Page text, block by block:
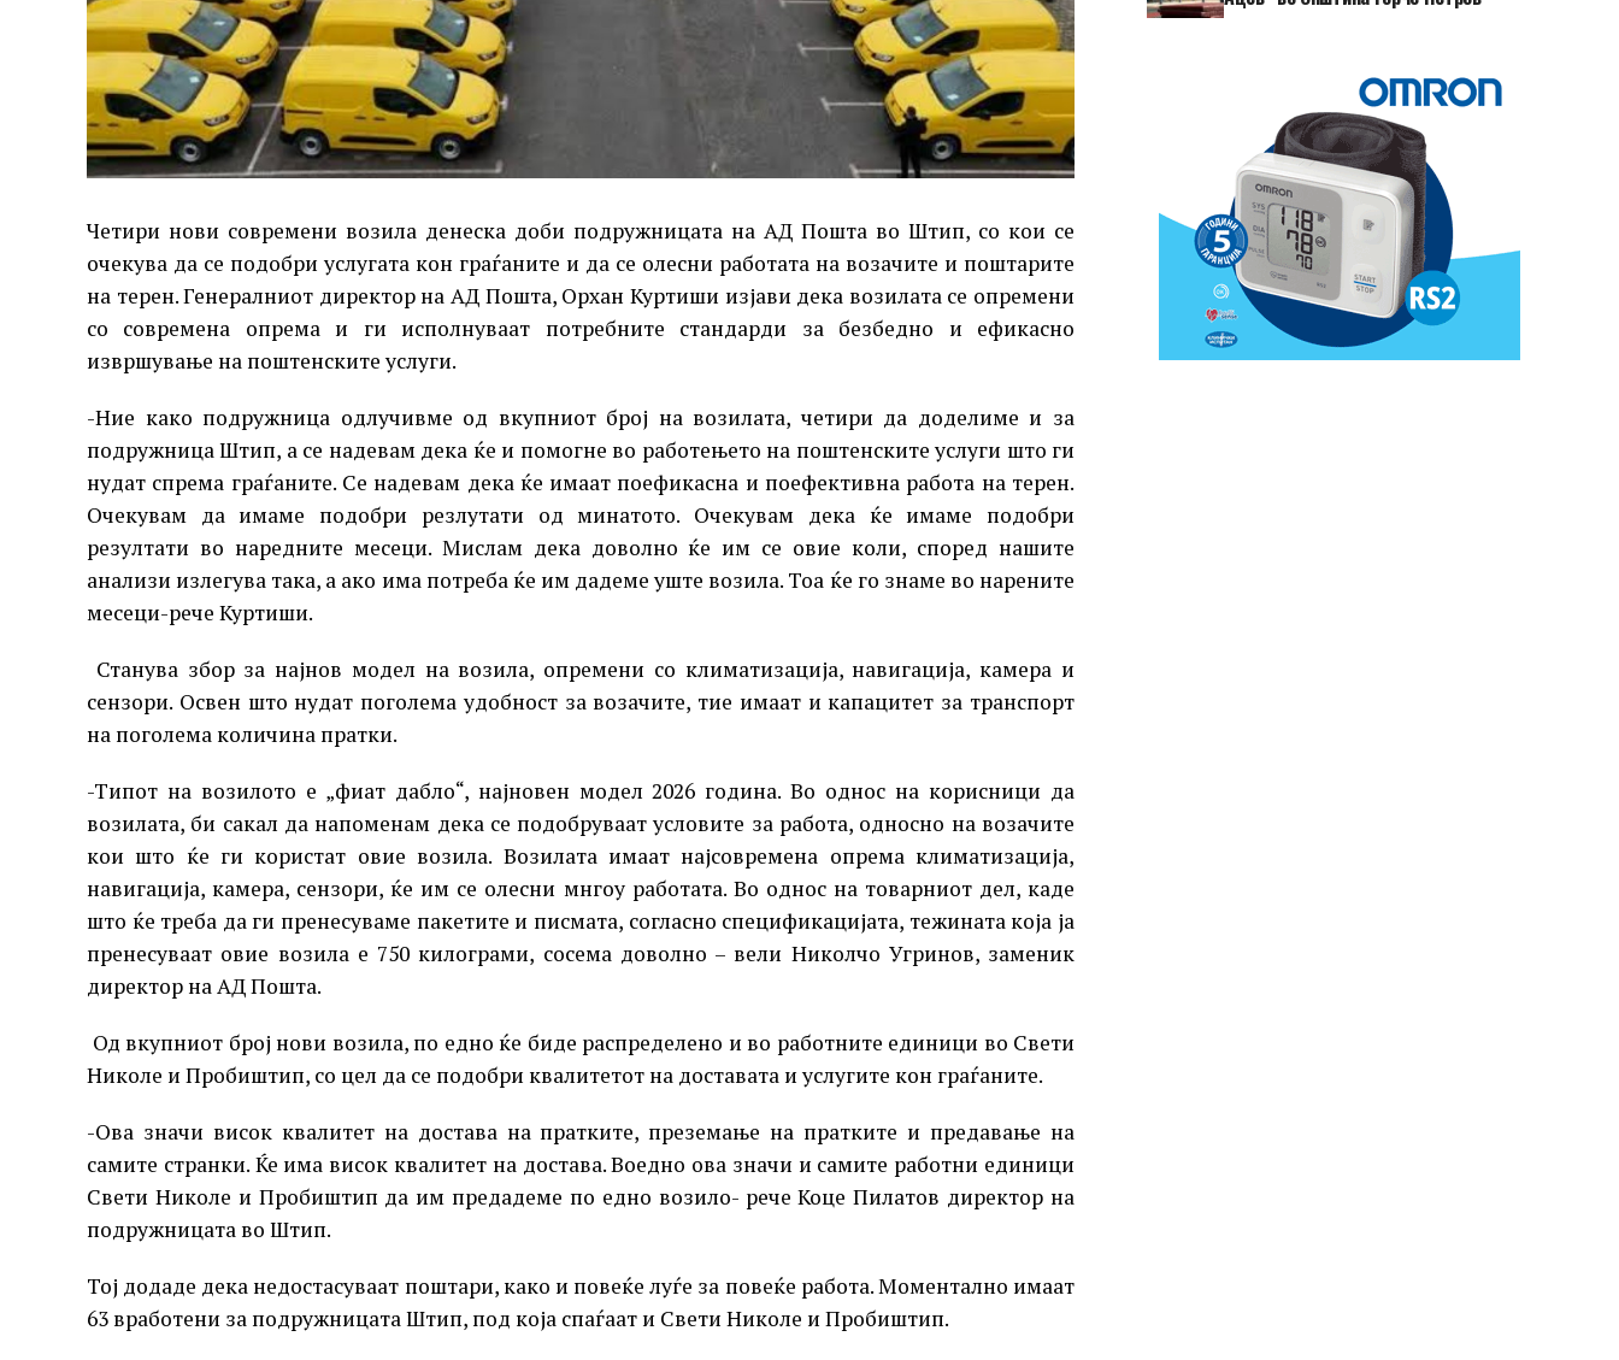
Четири нови современи возила денеска доби подружницата на АД Пошта во Штип, со кои се
очекува да се подобри услугата кон граѓаните и да се олесни работата на возачите и поштарите
на терен. Генералниот директор на АД Пошта, Орхан Куртиши изјави дека возилата се опремени
со современа опрема и ги исполнуваат потребните стандарди за безбедно и ефикасно
извршување на поштенските услуги.
-Ние како подружница одлучивме од вкупниот број на возилата, четири да доделиме и за
подружница Штип, а се надевам дека ќе и помогне во работењето на поштенските услуги што ги
нудат спрема граѓаните. Се надевам дека ќе имаат поефикасна и поефективна работа на терен.
Очекувам да имаме подобри резлутати од минатото. Oчекувам дека ќе имаме подобри
резултати во наредните месеци. Мислам дека доволно ќе им се овие коли, според нашите
анализи излегува така, а ако има потреба ќе им дадеме уште возила. Тоа ќе го знаме во нарените
месеци-рече Куртиши.
Станува збор за најнов модел на возила, опремени со климатизација, навигација, камера и
сензори. Освен што нудат поголема удобност за возачите, тие имаат и капацитет за транспорт
на поголема количина пратки.
-Tипот на возилото е „фиат дабло“, најновен модел 2026 година. Во однос на корисници да
возилата, би сакал да напоменам дека се подобруваат условите за работа, односно на возачите
кои што ќе ги користат овие возила. Возилата имаат најсовремена опрема климатизација,
навигација, камера, сензори, ќе им се олесни мнгоу работата. Во однос на товарниот дел, каде
што ќе треба да ги пренесуваме пакетите и писмата, согласно спецификацијата, тежината која ја
пренесуваат овие возила е 750 килограми, сосема доволно – вели Николчо Угринов, заменик
директор на АД Пошта.
Од вкупниот број нови возила, по едно ќе биде распределено и во работните единици во Свети
Николе и Пробиштип, со цел да се подобри квалитетот на доставата и услугите кон граѓаните.
-Oва значи висок квалитет на достава на пратките, преземање на пратките и предавање на
самите странки. Ќе има висок квалитет на достава. Воедно ова значи и самите работни единици
Свети Николе и Пробиштип да им предадеме по едно возило- рече Коце Пилатов директор на
подружницата во Штип.
Тој додаде дека недостасуваат поштари, како и повеќе луѓе за повеќе работа. Моментално имаат
63 вработени за подружницата Штип, под која спаѓаат и Свети Николе и Пробиштип.